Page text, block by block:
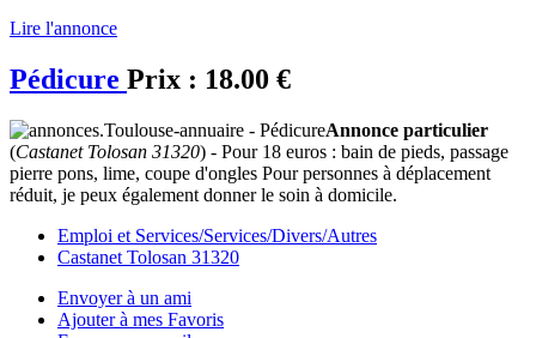
Lire l'annonce
Pédicure Prix : 18.00 €
Annonce particulier
(Castanet Tolosan 31320) - Pour 18 euros : bain de pieds, passage
pierre pons, lime, coupe d'ongles Pour personnes à déplacement
réduit, je peux également donner le soin à domicile.
Emploi et Services/Services/Divers/Autres
Castanet Tolosan 31320
Envoyer à un ami
Ajouter à mes Favoris